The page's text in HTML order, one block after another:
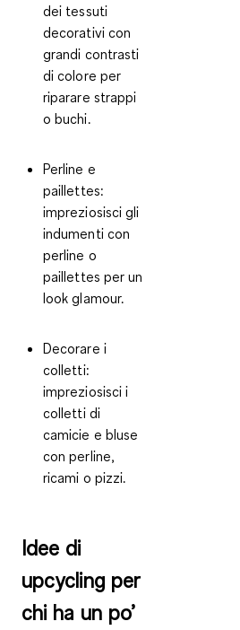
dei tessuti
decorativi con
grandi contrasti
di colore per
riparare strappi
o buchi.
Perline e
paillettes:
impreziosisci gli
indumenti con
perline o
paillettes per un
look glamour.
Decorare i
colletti:
impreziosisci i
colletti di
camicie e bluse
con perline,
ricami o pizzi.
Idee di
upcycling per
chi ha un po’